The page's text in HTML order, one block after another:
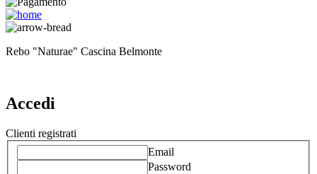
Rebo "Naturae" Cascina Belmonte
Accedi
Clienti registrati
Email
Password